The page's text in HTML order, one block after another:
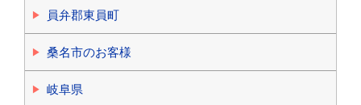
員弁郡東員町
桑名市のお客様
岐阜県